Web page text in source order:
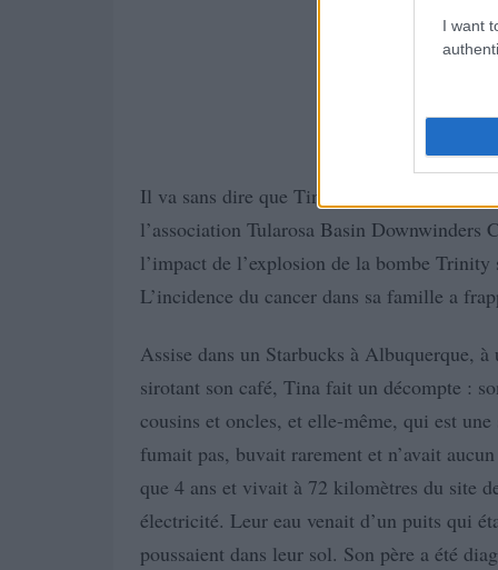
I want
Il va sans dire que Tina Cordova attend ce
l’association Tularosa Basin Downwinders
l’impact de l’explosion de la bombe
L’incidence du cancer dans sa famille a
Assise dans un Starbucks à Albuquerque,
sirotant son café, Tina fait un décompte :
cousins et oncles, et elle-même, qui est
fumait pas, buvait rarement et n’avait
que 4 ans et vivait à 72 kilomètres du site
électricité. Leur eau venait d’un puits qui
poussaient dans leur sol. Son père a été